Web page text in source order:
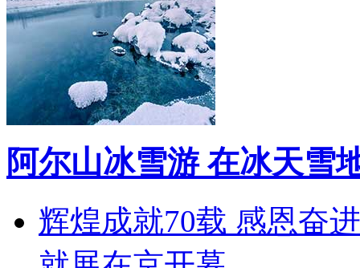
阿尔山冰雪游 在冰天雪
辉煌成就70载 感恩奋